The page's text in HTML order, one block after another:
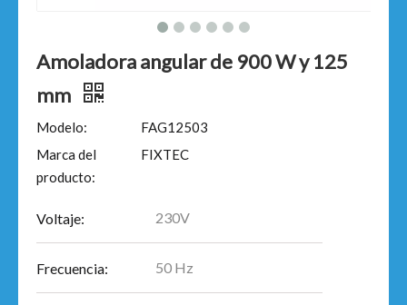
Amoladora angular de 900 W y 125
mm
Modelo:
FAG12503
Marca del
producto:
FIXTEC
Voltaje: 230V
Frecuencia: 50 Hz